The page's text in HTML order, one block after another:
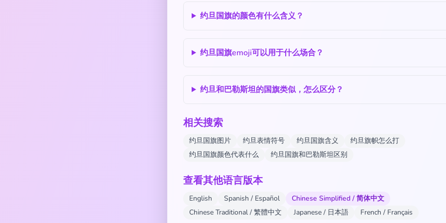
约旦国旗的颜色有什么含义？
约旦国旗emoji可以用于什么场合？
约旦和巴勒斯坦的国旗类似，怎么区分？
相关搜索
约旦国旗图片 约旦表情符号 约旦国旗含义
约旦旗帜怎么打
约旦国旗颜色代表什么
约旦国旗和巴勒斯坦区别
查看其他语言版本
English Spanish / Español
Chinese Simplified / 简体中文
Chinese Traditional / 繁體中文
Japanese / 日本語 French / Français